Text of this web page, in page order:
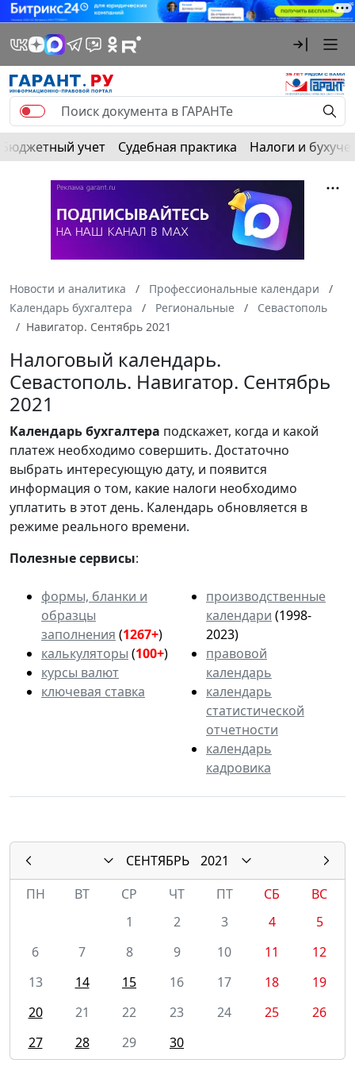
Бюджетный учет Судебная практика Налоги и
Новости и аналитика
Профессиональные календари
Календарь бухгалтера
Региональные
Севастополь
Навигатор. Сентябрь 2021
Налоговый календарь.
Севастополь. Навигатор. Сентябрь
2021
Календарьбухгалтера подскажет, когда и какой
платеж необходимо совершить. Достаточно
выбрать интересующую дату, и появится
информация о том, какие налоги необходимо
уплатить в этот день. Календарь обновляется в
режиме реального времени.
Полезные сервисы:
формы, бланки и
образцы
заполнения (1267+)
калькуляторы (100+)
курсы валют
ключевая ставка
производственные
календари (1998-
2023)
правовой
календарь
календарь
статистической
отчетности
календарь
кадровика
СЕНТЯБРЬ
2021
ПН
ВТ СР ЧТ ПТ СБ
ВС
1
2 3 4
5
6
7 8 9 10 11
12
13
14 15 16 17 18
19
20
21 22 23 24 25
26
27
28 29 30